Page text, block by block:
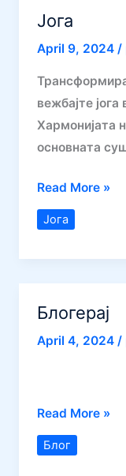
Јога
April 9, 2024/
вежбајте
Хармонијата
основната
Јога
Read More »
Јога
Блогерај
April 4, 2024/
Блогерај
Read More »
Блог